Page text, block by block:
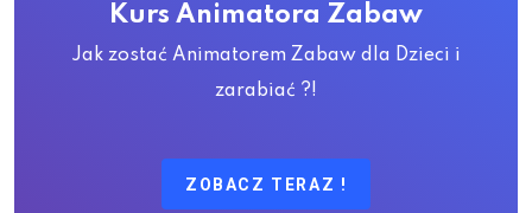
Kurs Animatora Zabaw
Jak zostać Animatorem Zabaw dla Dzieci i
zarabiać ?!
ZOBACZ TERAZ !